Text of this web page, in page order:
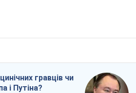
гравців чи
і Путіна?